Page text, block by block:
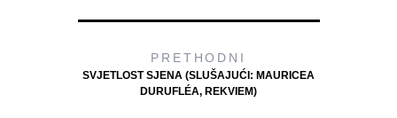
PRETHODNI
SVJETLOST SJENA (SLUŠAJUĆI: MAURICEA
DURUFLÉA, REKVIEM)